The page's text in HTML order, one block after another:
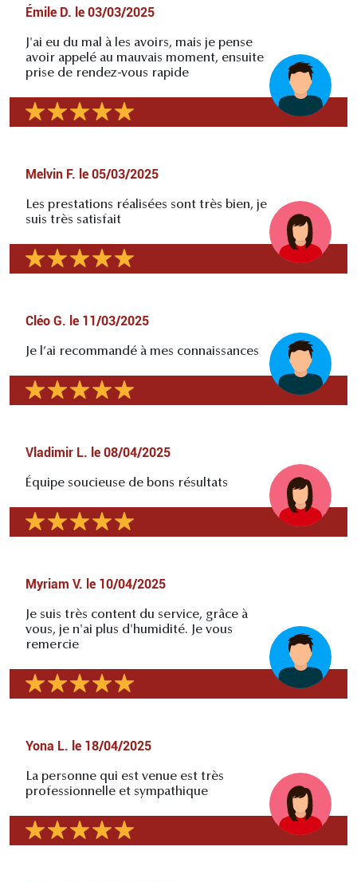
Émile D. le 03/03/2025
J'ai eu du mal à les avoirs, mais je pense
avoir appelé au mauvais moment, ensuite
prise de rendez-vous rapide
Melvin F. le 05/03/2025
Les prestations réalisées sont très bien, je
suis très satisfait
Cléo G. le 11/03/2025
Je l’ai recommandé à mes connaissances
Vladimir L. le 08/04/2025
Équipe soucieuse de bons résultats
Myriam V. le 10/04/2025
Je suis très content du service, grâce à
vous, je n'ai plus d'humidité. Je vous
remercie
Yona L. le 18/04/2025
La personne qui est venue est très
professionnelle et sympathique